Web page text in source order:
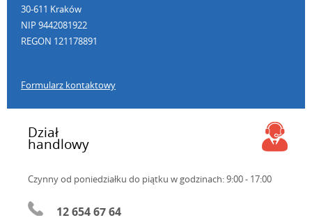
30-611 Kraków
NIP 9442081922
REGON 121178891
Formularz kontaktowy
Dział
handlowy
Czynny od poniedziałku do piątku w godzinach: 9:00 - 17:00
12 654 67 64